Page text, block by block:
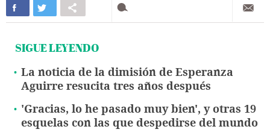
SIGUE LEYENDO
La noticia de la dimisión de Esperanza
Aguirre resucita tres años después
'Gracias, lo he pasado muy bien', y otras 19
esquelas con las que despedirse del mundo